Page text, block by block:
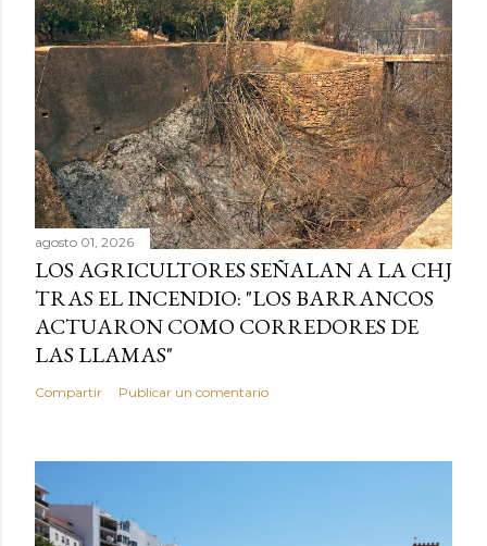
agosto 01, 2026
LOS AGRICULTORES SEÑALAN A LA CHJ
TRAS EL INCENDIO: "LOS BARRANCOS
ACTUARON COMO CORREDORES DE
LAS LLAMAS"
Compartir Publicar un comentario